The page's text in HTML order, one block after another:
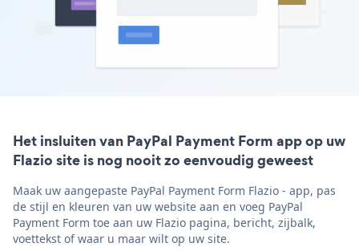
Het insluiten van PayPal Payment Form app op uw
Flazio site is nog nooit zo eenvoudig geweest
Maak uw aangepaste PayPal Payment Form Flazio - app, pas
de stijl en kleuren van uw website aan en voeg PayPal
Payment Form toe aan uw Flazio pagina, bericht, zijbalk,
voettekst of waar u maar wilt op uw site.